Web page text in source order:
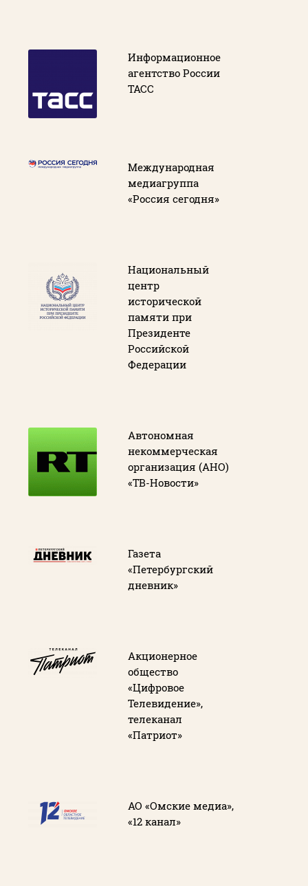
Информационное
агентство России
ТАСС
Международная
медиагруппа
«Россия сегодня»
Национальный
центр
исторической
памяти при
Президенте
Российской
Федерации
Автономная
некоммерческая
организация (АНО)
«ТВ-Новости»
Газета
«Петербургский
дневник»
Акционерное
общество
«Цифровое
Телевидение»,
телеканал
«Патриот»
АО «Омские медиа»,
«12 канал»